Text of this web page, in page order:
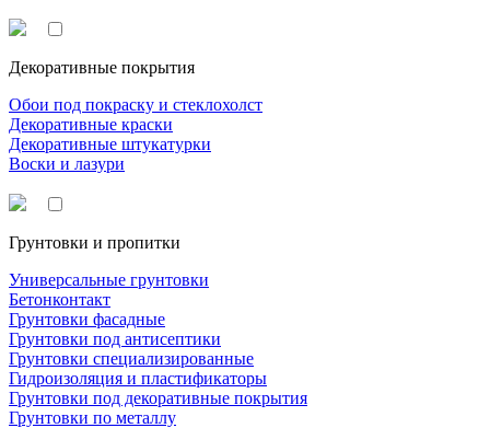
Декоративные покрытия
Обои под покраску и стеклохолст
Декоративные краски
Декоративные штукатурки
Воски и лазури
Грунтовки и пропитки
Универсальные грунтовки
Бетонконтакт
Грунтовки фасадные
Грунтовки под антисептики
Грунтовки специализированные
Гидроизоляция и пластификаторы
Грунтовки под декоративные покрытия
Грунтовки по металлу